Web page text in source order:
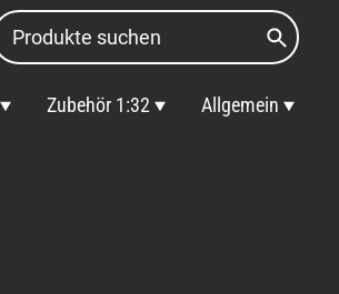
Zubehör 1:32 Allgemein